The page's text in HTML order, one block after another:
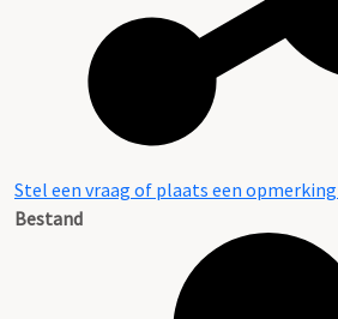
Stel een vraag of plaats een
Bestand